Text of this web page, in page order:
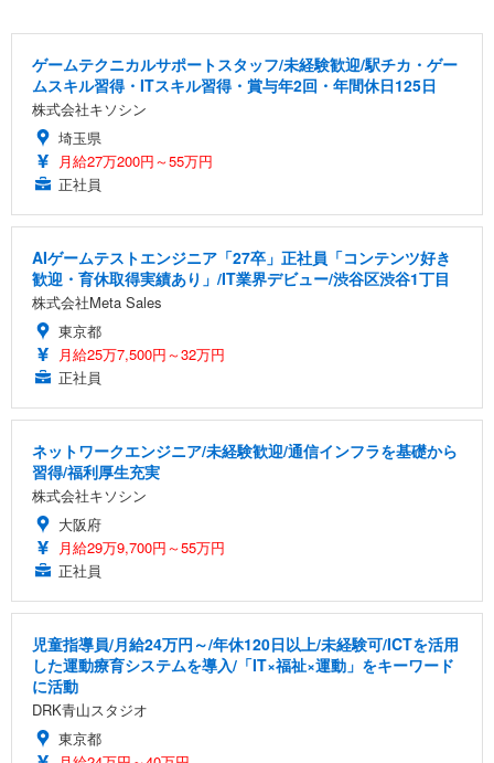
ゲームテクニカルサポートスタッフ/未経験歓迎/駅チカ・ゲー
ムスキル習得・ITスキル習得・賞与年2回・年間休日125日
株式会社キソシン
埼玉県
月給27万200円～55万円
正社員
AIゲームテストエンジニア「27卒」正社員「コンテンツ好き
歓迎・育休取得実績あり」/IT業界デビュー/渋谷区渋谷1丁目
株式会社Meta Sales
東京都
月給25万7,500円～32万円
正社員
ネットワークエンジニア/未経験歓迎/通信インフラを基礎から
習得/福利厚生充実
株式会社キソシン
大阪府
月給29万9,700円～55万円
正社員
児童指導員/月給24万円～/年休120日以上/未経験可/ICTを活用
した運動療育システムを導入/「IT×福祉×運動」をキーワード
に活動
DRK青山スタジオ
東京都